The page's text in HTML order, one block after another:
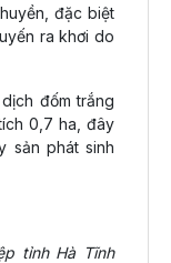
đặc biệt
ra khơi do
đốm trắng
0,7 ha, đây
sản phát sinh
tỉnh Hà Tĩnh